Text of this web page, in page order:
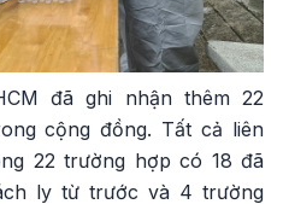
đã ghi nhận thêm 22
cộng đồng. Tất cả liên
22 trường hợp có 18 đã
ly từ trước và 4 trường